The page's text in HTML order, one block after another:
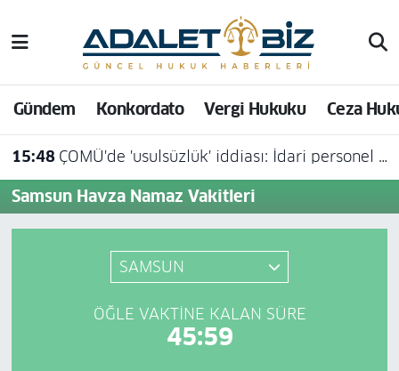
Gündem Konkordato Vergi Hukuku Ceza
15:48 ÇOMÜ'de 'usulsüzlük' iddiası: İdari personel açığa alındı
Samsun Havza Namaz Vakitleri
SAMSUN
ÖĞLE VAKTINE KALAN SÜRE
45:59
Hava Durumu
Trafik Durumu
Süper Lig Puan Durumu ve Fikstür
Tüm Manşetler
Son Dakika Haberleri